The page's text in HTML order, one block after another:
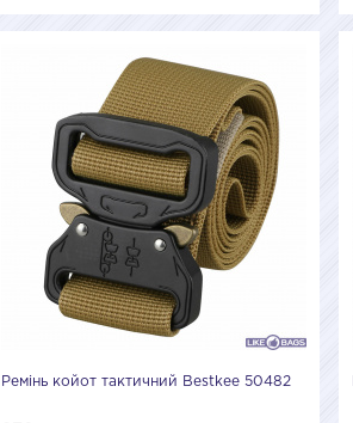
Ремінь койот тактичний Bestkee 50482